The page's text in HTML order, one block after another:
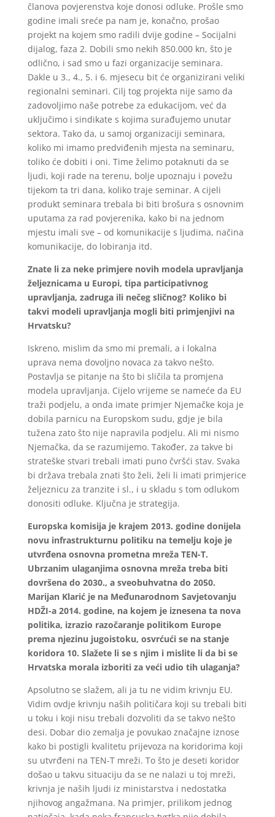
članova povjerenstva koje donosi odluke. Prošle smo
godine imali sreće pa nam je, konačno, prošao
projekt na kojem smo radili dvije godine – Socijalni
dijalog, faza 2. Dobili smo nekih 850.000 kn, što je
odlično, i sad smo u fazi organizacije seminara.
Dakle u 3., 4., 5. i 6. mjesecu bit će organizirani veliki
regionalni seminari. Cilj tog projekta nije samo da
zadovoljimo naše potrebe za edukacijom, već da
uključimo i sindikate s kojima surađujemo unutar
sektora. Tako da, u samoj organizaciji seminara,
koliko mi imamo predviđenih mjesta na seminaru,
toliko će dobiti i oni. Time želimo potaknuti da se
ljudi, koji rade na terenu, bolje upoznaju i povežu
tijekom ta tri dana, koliko traje seminar. A cijeli
produkt seminara trebala bi biti brošura s osnovnim
uputama za rad povjerenika, kako bi na jednom
mjestu imali sve – od komunikacije s ljudima, načina
komunikacije, do lobiranja itd.
Znate li za neke primjere novih modela upravljanja
željeznicama u Europi, tipa participativnog
upravljanja, zadruga ili nečeg sličnog? Koliko bi
takvi modeli upravljanja mogli biti primjenjivi na
Hrvatsku?
Iskreno, mislim da smo mi premali, a i lokalna
uprava nema dovoljno novaca za takvo nešto.
Postavlja se pitanje na što bi sličila ta promjena
modela upravljanja. Cijelo vrijeme se nameće da EU
traži podjelu, a onda imate primjer Njemačke koja je
dobila parnicu na Europskom sudu, gdje je bila
tužena zato što nije napravila podjelu. Ali mi nismo
Njemačka, da se razumijemo. Također, za takve bi
strateške stvari trebali imati puno čvršći stav. Svaka
bi država trebala znati što želi, želi li imati primjerice
željeznicu za tranzite i sl., i u skladu s tom odlukom
donositi odluke. Ključna je strategija.
Europska komisija je krajem 2013. godine donijela
novu infrastrukturnu politiku na temelju koje je
utvrđena osnovna prometna mreža TEN-T.
Ubrzanim ulaganjima osnovna mreža treba biti
dovršena do 2030., a sveobuhvatna do 2050.
Marijan Klarić je na Međunarodnom Savjetovanju
HDŽI-a 2014. godine, na kojem je iznesena ta nova
politika, izrazio razočaranje politikom Europe
prema njezinu jugoistoku, osvrćući se na stanje
koridora 10. Slažete li se s njim i mislite li da bi se
Hrvatska morala izboriti za veći udio tih ulaganja?
Apsolutno se slažem, ali ja tu ne vidim krivnju EU.
Vidim ovdje krivnju naših političara koji su trebali biti
u toku i koji nisu trebali dozvoliti da se takvo nešto
desi. Dobar dio zemalja je povukao značajne iznose
kako bi postigli kvalitetu prijevoza na koridorima koji
su utvrđeni na TEN-T mreži. To što je deseti koridor
došao u takvu situaciju da se ne nalazi u toj mreži,
krivnja je naših ljudi iz ministarstva i nedostatka
njihovog angažmana. Na primjer, prilikom jednog